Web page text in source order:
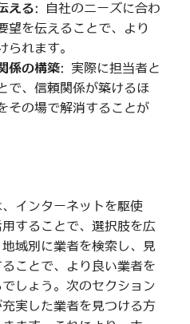
える: 自社のニーズに合わ
望を伝えることで、より
られます。
係の構築: 実際に担当者と
で、信頼関係が築けるほ
その場で解消することが
インターネットを駆使
することで、選択肢を広
域別に業者を検索し、見
ことで、より良い業者を
しょう。次のセクション
実した業者を見つける方